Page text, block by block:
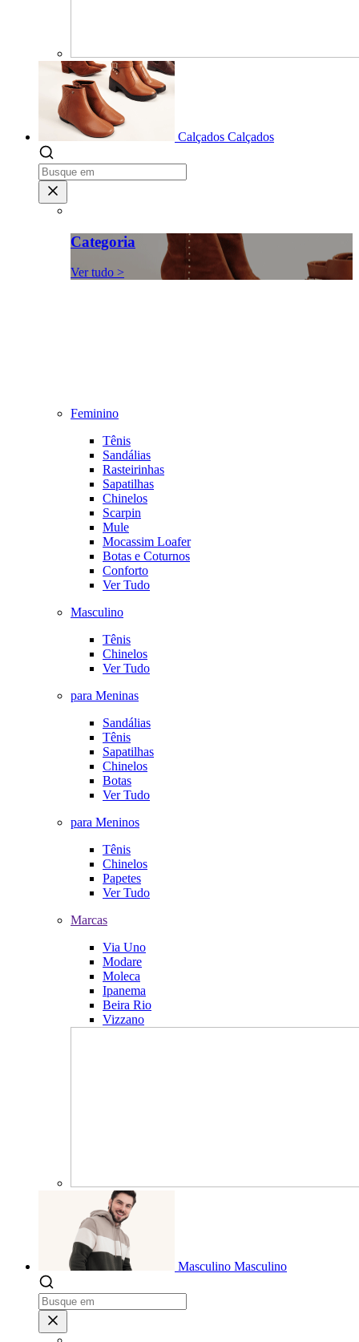
Calçados Calçados
Categoria
Ver tudo >
Feminino
Tênis
Sandálias
Rasteirinhas
Sapatilhas
Chinelos
Scarpin
Mule
Mocassim Loafer
Botas e Coturnos
Conforto
Ver Tudo
Masculino
Tênis
Chinelos
Ver Tudo
para Meninas
Sandálias
Tênis
Sapatilhas
Chinelos
Botas
Ver Tudo
para Meninos
Tênis
Chinelos
Papetes
Ver Tudo
Marcas
Via Uno
Modare
Moleca
Ipanema
Beira Rio
Vizzano
Masculino Masculino